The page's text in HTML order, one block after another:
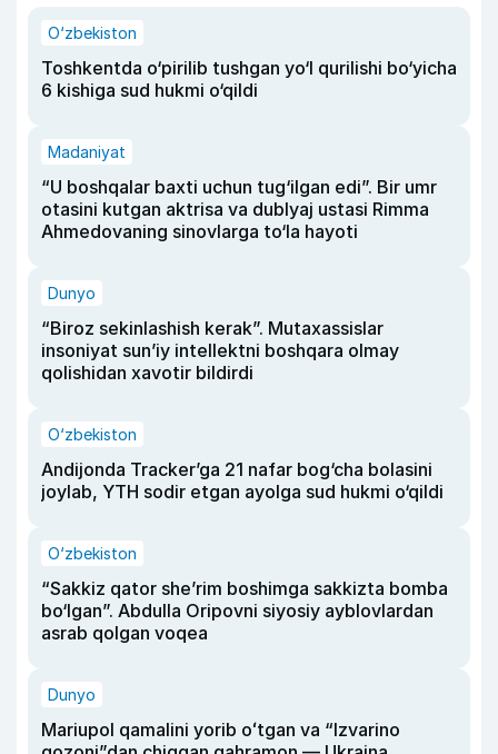
O‘zbekiston
Toshkentda o‘pirilib tushgan yo‘l qurilishi bo‘yicha
6 kishiga sud hukmi o‘qildi
Madaniyat
“U boshqalar baxti uchun tug‘ilgan edi”. Bir umr
otasini kutgan aktrisa va dublyaj ustasi Rimma
Ahmedovaning sinovlarga to‘la hayoti
Dunyo
“Biroz sekinlashish kerak”. Mutaxassislar
insoniyat sun’iy intellektni boshqara olmay
qolishidan xavotir bildirdi
O‘zbekiston
Andijonda Tracker’ga 21 nafar bog‘cha bolasini
joylab, YTH sodir etgan ayolga sud hukmi o‘qildi
O‘zbekiston
“Sakkiz qator she’rim boshimga sakkizta bomba
bo‘lgan”. Abdulla Oripovni siyosiy ayblovlardan
asrab qolgan voqea
Dunyo
Mariupol qamalini yorib oʻtgan va “Izvarino